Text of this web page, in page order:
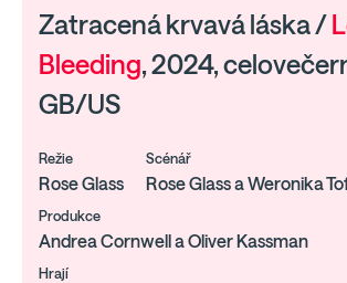
Zatracená krvavá láska /
Bleeding, 2024,
GB/US
Režie
Rose Glass
Scénář
Rose Glass a Weronika
Produkce
Andrea Cornwell a Oliver Kassman
Hrají